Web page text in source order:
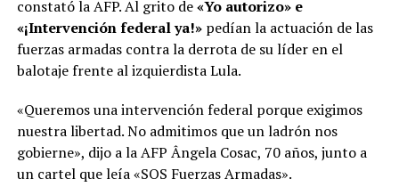
constató la AFP. Al grito de«Yo autorizo» e
«¡Intervención federal ya!»pedían la actuación de las
fuerzas armadas contra la derrota de su líder en el
balotaje frente al izquierdista Lula.
«Queremos una intervención federal porque exigimos
nuestra libertad. No admitimos que un ladrón nos
gobierne», dijo a la AFP Ângela Cosac, 70 años, junto a
un cartel que leía «SOS Fuerzas Armadas».